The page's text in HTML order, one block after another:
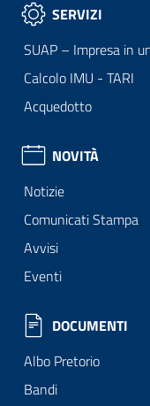
SERVIZI
SUAP – Impresa in
Calcolo IMU - TARI
Acquedotto
NOVITÀ
Notizie
Comunicati Stampa
Avvisi
Eventi
DOCUMENTI
Albo Pretorio
Bandi